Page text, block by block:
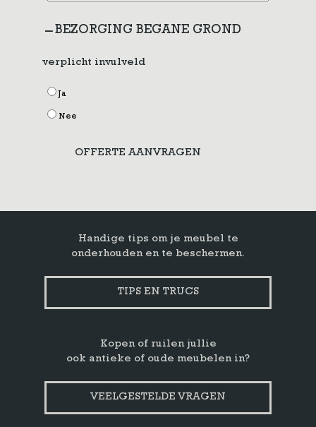
BEZORGING BEGANE GROND
verplicht invulveld
Ja
Nee
OFFERTE AANVRAGEN
Handige tips om je meubel te
onderhouden en te beschermen.
TIPS EN TRUCS
Kopen of ruilen jullie
ook antieke of oude meubelen in?
VEELGESTELDE VRAGEN